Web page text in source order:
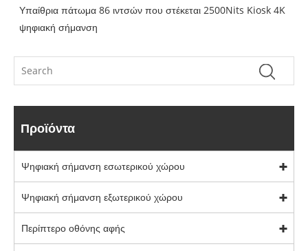
Υπαίθρια πάτωμα 86 ιντσών που στέκεται 2500Nits Kiosk 4K
ψηφιακή σήμανση
Προϊόντα
Ψηφιακή σήμανση εσωτερικού χώρου
Ψηφιακή σήμανση εξωτερικού χώρου
Περίπτερο οθόνης αφής